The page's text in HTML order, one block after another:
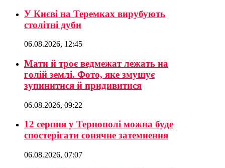
У Києві на Теремках вирубують
столітні дуби
06.08.2026, 12:45
Мати й троє ведмежат лежать на
голій землі. Фото, яке змушує
зупинитися й придивитися
06.08.2026, 09:22
12 серпня у Тернополі можна буде
спостерігати сонячне затемнення
06.08.2026, 07:07